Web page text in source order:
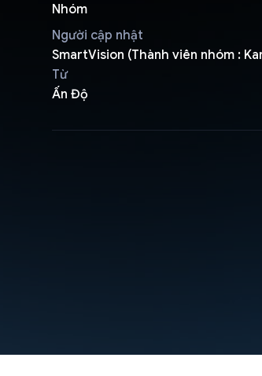
Nhóm
Người cập nhật
SmartVision (Thành viên nhóm :
Từ
Ấn Độ